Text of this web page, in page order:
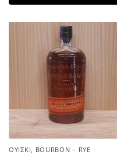
ΟΥΊΣΚΙ, BOURBON – RYE